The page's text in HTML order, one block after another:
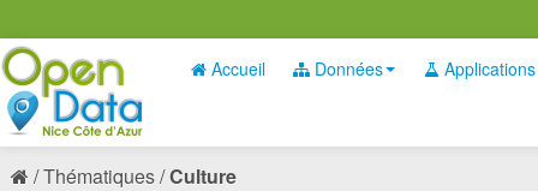
Accueil Données Applications
Thématiques Culture